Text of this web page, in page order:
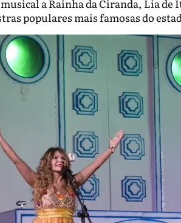
a Rainha da Ciranda, Lia de
populares mais famosas do